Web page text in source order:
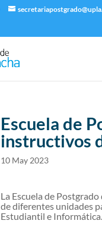
Escuela de
instructivos
10 May 2023
La Escuela de
de diferentes unidades
Estudiantil e Informática.